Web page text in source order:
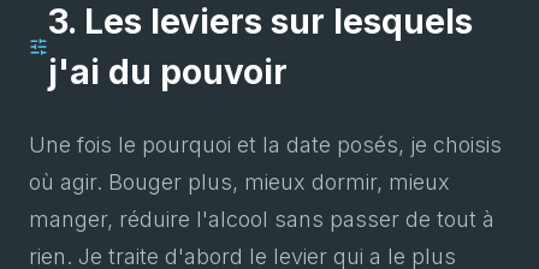
3. Les leviers sur lesquels
j'ai du pouvoir
Une fois le pourquoi et la date posés, je choisis
où agir. Bouger plus, mieux dormir, mieux
manger, réduire l'alcool sans passer de tout à
rien. Je traite d'abord le levier qui a le plus